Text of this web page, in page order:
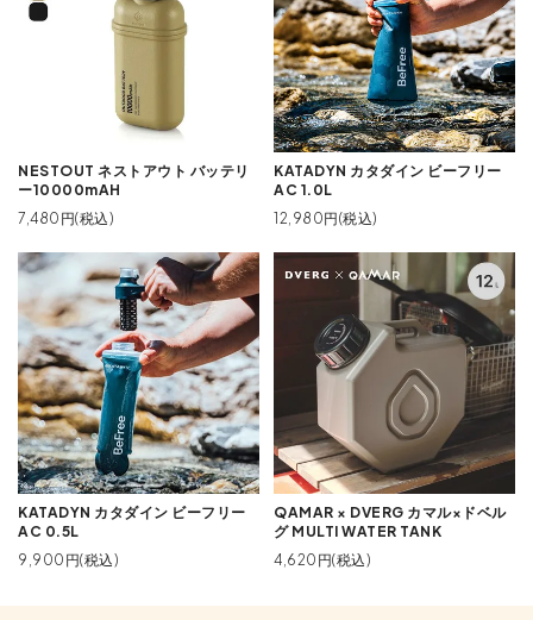
NESTOUT ネストアウト バッテリ
ー10000mAH
7,480円(税込)
KATADYN カタダイン ビーフリー
AC 1.0L
12,980円(税込)
KATADYN カタダイン ビーフリー
AC 0.5L
9,900円(税込)
QAMAR × DVERG カマル×ドベル
グ MULTI WATER TANK
4,620円(税込)